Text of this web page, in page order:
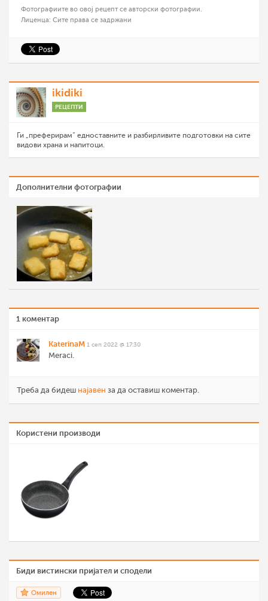
Фотографиите во овој рецепт се авторски фотографии.
Лиценца: Сите права се задржани
ikidiki
РЕЦЕПТИ
Ги „преферирам“ едноставните и разбирливите подготовки на сите
видови храна и напитоци.
Дополнителни фотографии
1 коментар
KaterinaM 1 сеп 2022 @ 17:30
Meraci.
Треба да бидеш најавен за да оставиш коментар.
Користени производи
Биди вистински пријател и сподели
Омилен